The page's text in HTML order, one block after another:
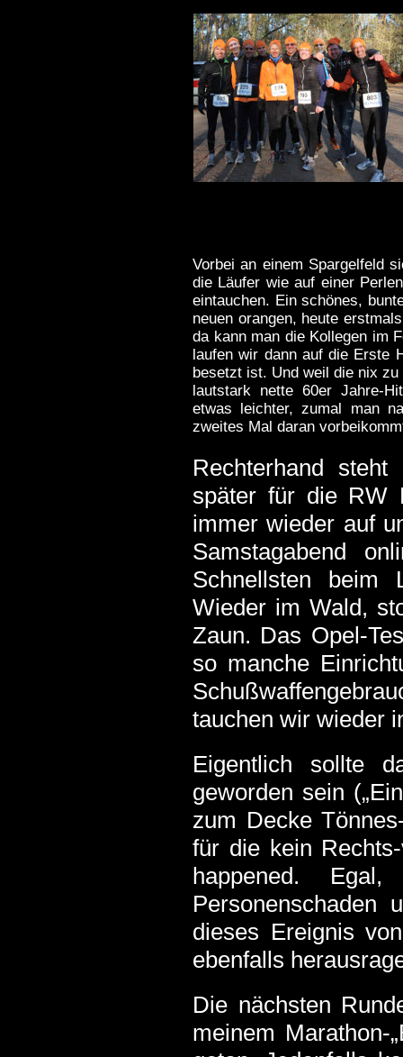
Vorbei an einem Spargelfeld
die Läufer wie auf einer
eintauchen. Ein schönes,
neuen orangen, heute
da kann man die Kollegen im
laufen wir dann auf die Erste
besetzt ist. Und weil die nix
lautstark nette 60er Jahre-
etwas leichter, zumal man
zweites Mal daran
Rechterhand
später für die RW
immer wieder auf
Samstagabend
Schnellsten beim
Wieder im Wald,
Zaun. Das Opel-
so manche
tauchen wir wieder
Eigentlich sollte
geworden sein
zum Decke
für die kein
happened.
Personenschaden
dieses Ereignis
ebenfalls
Die nächsten
meinem Marathon-